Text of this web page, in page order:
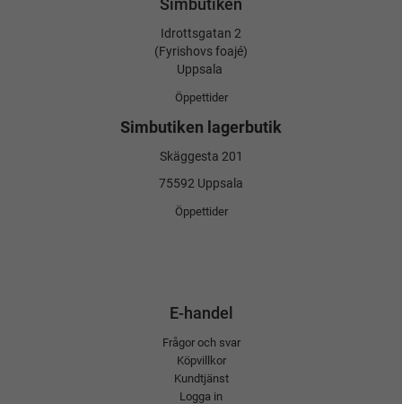
hög kvalitet. Låt ditt barn känna sig både snyggt och bekvämt
under alla sommardagar vid vattnet.
Idrottsgatan 2
(Fyrishovs foajé)
Uppsala
Öppettider
Simbutiken lagerbutik
Skäggesta 201
75592 Uppsala
Öppettider
E-handel
Frågor och svar
Köpvillkor
Kundtjänst
Logga in